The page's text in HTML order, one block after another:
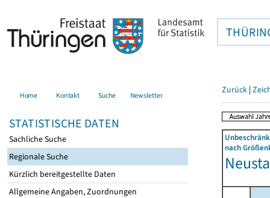
Home Kontakt Suche Newsletter
STATISTISCHE DATEN
Sachliche Suche
Regionale Suche
Kürzlich bereitgestellte Daten
Allgemeine Angaben, Zuordnungen
Zurück |
nach